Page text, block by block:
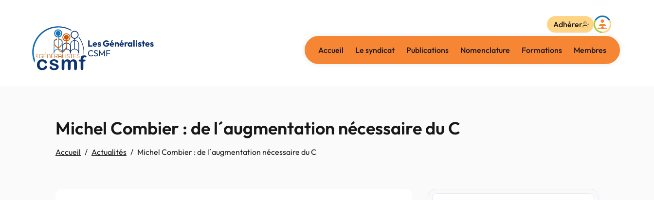
Les Généralistes
CSMF
Accueil Le syndicat Publications Nomenclature Formations Membres
Adhérer
Michel Combier : de l´augmentation nécessaire du C
Accueil Actualités Michel Combier : de l´augmentation nécessaire du C